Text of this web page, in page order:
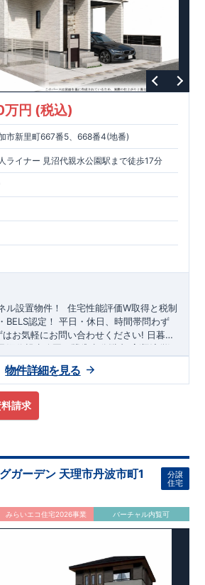
尿病内科クリニック・・
ングガーデン」は
を満たした
すので 税制面での優遇が受けられ、メリ
ーサービス」もありますので、 サポート
!
らこそ可能な高品質・高性能でありなが
細がご覧になれます!)​
ください!
円 (税込)
市新里町667番5、668番4(地番)
ライナー 見沼代親水公園駅まで徒歩17分
ル設置物件！
住宅性能評価W取得と税制
BELS認定！ 平日・休日、時間帯問わず
はお気軽にお問い合わせください! 日暮
沼代親水公園」 駅徒歩17分！
新里小学
地は、30坪!駐車スペースは『
クリニックなど 徒歩12 分 以内
◆収納も沢
風オープンキッチン』
可変型』
請求
物件詳細を見る
ガーデン 天理市丹波市町1
分譲
住宅
みらいエコ住宅2026事業 バーチャル内覧可